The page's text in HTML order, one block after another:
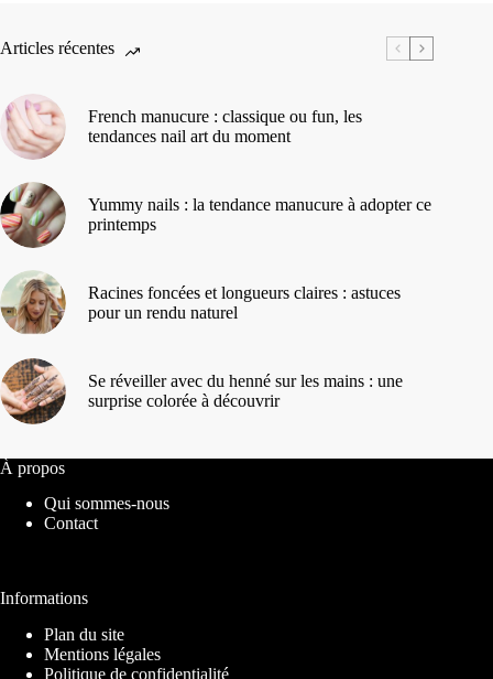
Articles récentes
French manucure : classique ou fun, les
tendances nail art du moment
Yummy nails : la tendance manucure à adopter ce
printemps
Racines foncées et longueurs claires : astuces
pour un rendu naturel
Se réveiller avec du henné sur les mains : une
surprise colorée à découvrir
À propos
Qui sommes-nous
Contact
Informations
Plan du site
Mentions légales
Politique de confidentialité